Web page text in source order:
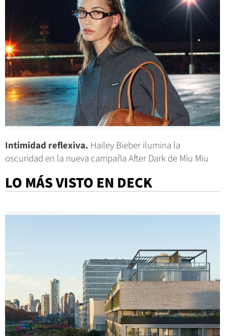
Intimidad reflexiva. Hailey Bieber ilumina la
oscuridad en la nueva campaña After Dark de Miu Miu
LO MÁS VISTO EN DECK